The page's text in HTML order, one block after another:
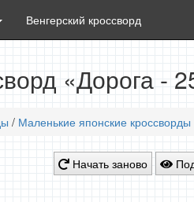
Венгерский кроссворд
«Дорога -
/ Маленькие японские кроссворды
Начать заново